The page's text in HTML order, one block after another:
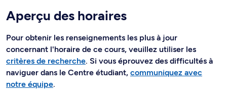
Aperçu des horaires
Pour obtenir les renseignements les plus à jour
concernant l'horaire de ce cours, veuillez utiliser les
critères de recherche. Si vous éprouvez des difficultés à
naviguer dans le Centre étudiant, communiquez avec
notre équipe.